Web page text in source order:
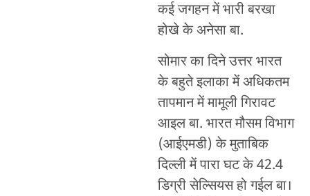
कई जगहन में भारी बरखा
होखे के अनेसा बा.
सोमार का दिने उत्तर भारत
के बहुते इलाका में अधिकतम
तापमान में मामूली गिरावट
आइल बा. भारत मौसम विभाग
(आईएमडी) के मुताबिक
दिल्ली में पारा घट के 42.4
डिग्री सेल्सियस हो गईल बा।